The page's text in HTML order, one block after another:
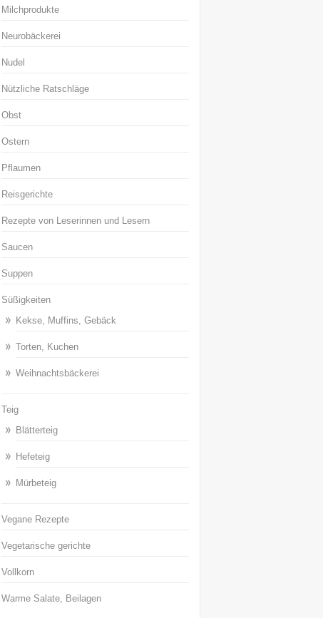
Milchprodukte
Neurobäckerei
Nudel
Nützliche Ratschläge
Obst
Ostern
Pflaumen
Reisgerichte
Rezepte von Leserinnen und Lesern
Saucen
Suppen
Süßigkeiten
Kekse, Muffins, Gebäck
Torten, Kuchen
Weihnachtsbäckerei
Teig
Blätterteig
Hefeteig
Mürbeteig
Vegane Rezepte
Vegetarische gerichte
Vollkorn
Warme Salate, Beilagen